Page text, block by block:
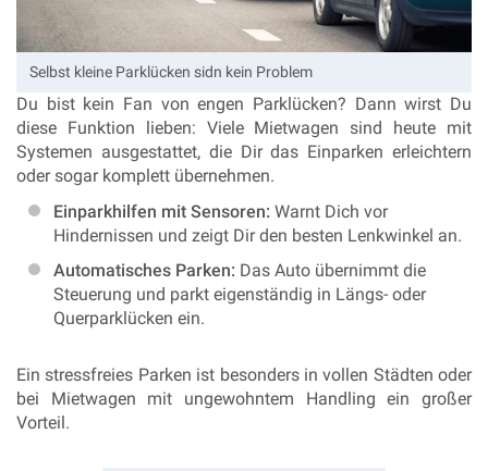
Selbst kleine Parklücken sidn kein Problem
Du bist kein Fan von engen Parklücken? Dann wirst Du
diese Funktion lieben: Viele Mietwagen sind heute mit
Systemen ausgestattet, die Dir das Einparken erleichtern
oder sogar komplett übernehmen.
Einparkhilfen mit Sensoren: Warnt Dich vor
Hindernissen und zeigt Dir den besten Lenkwinkel an.
Automatisches Parken: Das Auto übernimmt die
Steuerung und parkt eigenständig in Längs- oder
Querparklücken ein.
Ein stressfreies Parken ist besonders in vollen Städten oder
bei Mietwagen mit ungewohntem Handling ein großer
Vorteil.